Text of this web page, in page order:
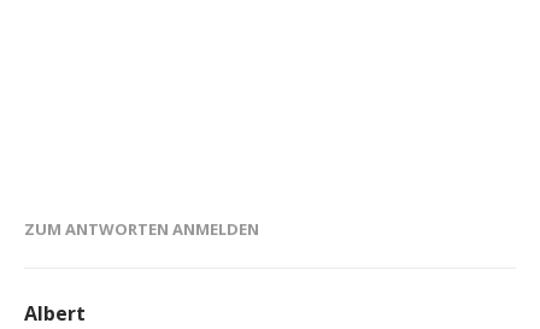
ZUM ANTWORTEN ANMELDEN
Albert